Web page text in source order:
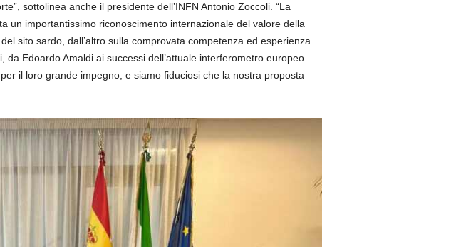
sottolinea anche il presidente dell’INFN Antonio Zoccoli. “La
un importantissimo riconoscimento internazionale del valore della
sito sardo, dall’altro sulla comprovata competenza ed esperienza
Edoardo Amaldi ai successi dell’attuale interferometro europeo
il loro grande impegno, e siamo fiduciosi che la nostra proposta